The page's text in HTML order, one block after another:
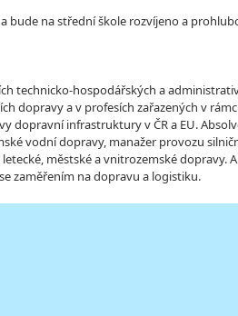
bude na střední škole rozvíjeno a
technicko-hospodářských a
dopravy a v profesích zařazených v
dopravní infrastruktury v ČR a EU.
vodní dopravy, manažer provozu
městské a vnitrozemské
zaměřením na dopravu a logistiku.